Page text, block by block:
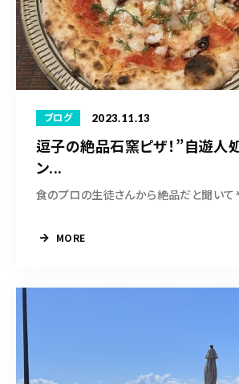
ブログ 2023.11.13
逗子の絶品石窯ピザ！”自遊人
ン...
食のプロの生徒さんから絶品だと聞いて
MORE